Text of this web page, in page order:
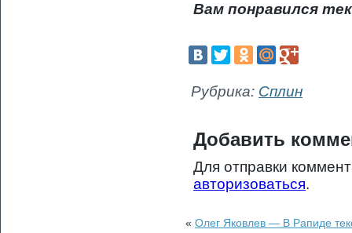
Вам понравился
Рубрика: Сплин
Добавить
Для отправки
авторизоваться.
« Олег Яковлев — В Рапиде